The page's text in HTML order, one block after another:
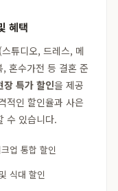
혜택
튜디오, 드레스, 메
혼수가전 등 결혼 준
장 특가 할인을 제공
적인 할인율과 사은
수 있습니다.
업 통합 할인
식대 할인